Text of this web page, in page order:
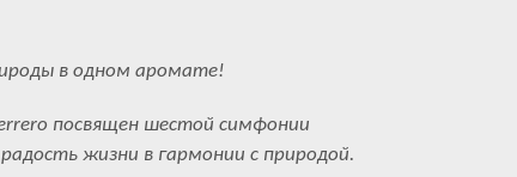
в одном аромате!
посвящен шестой симфонии
жизни в гармонии с природой.